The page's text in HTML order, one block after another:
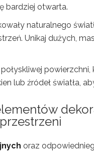
bardziej otwarta.
naturalnego
Unikaj dużych,
lub źródeł światła,
oraz